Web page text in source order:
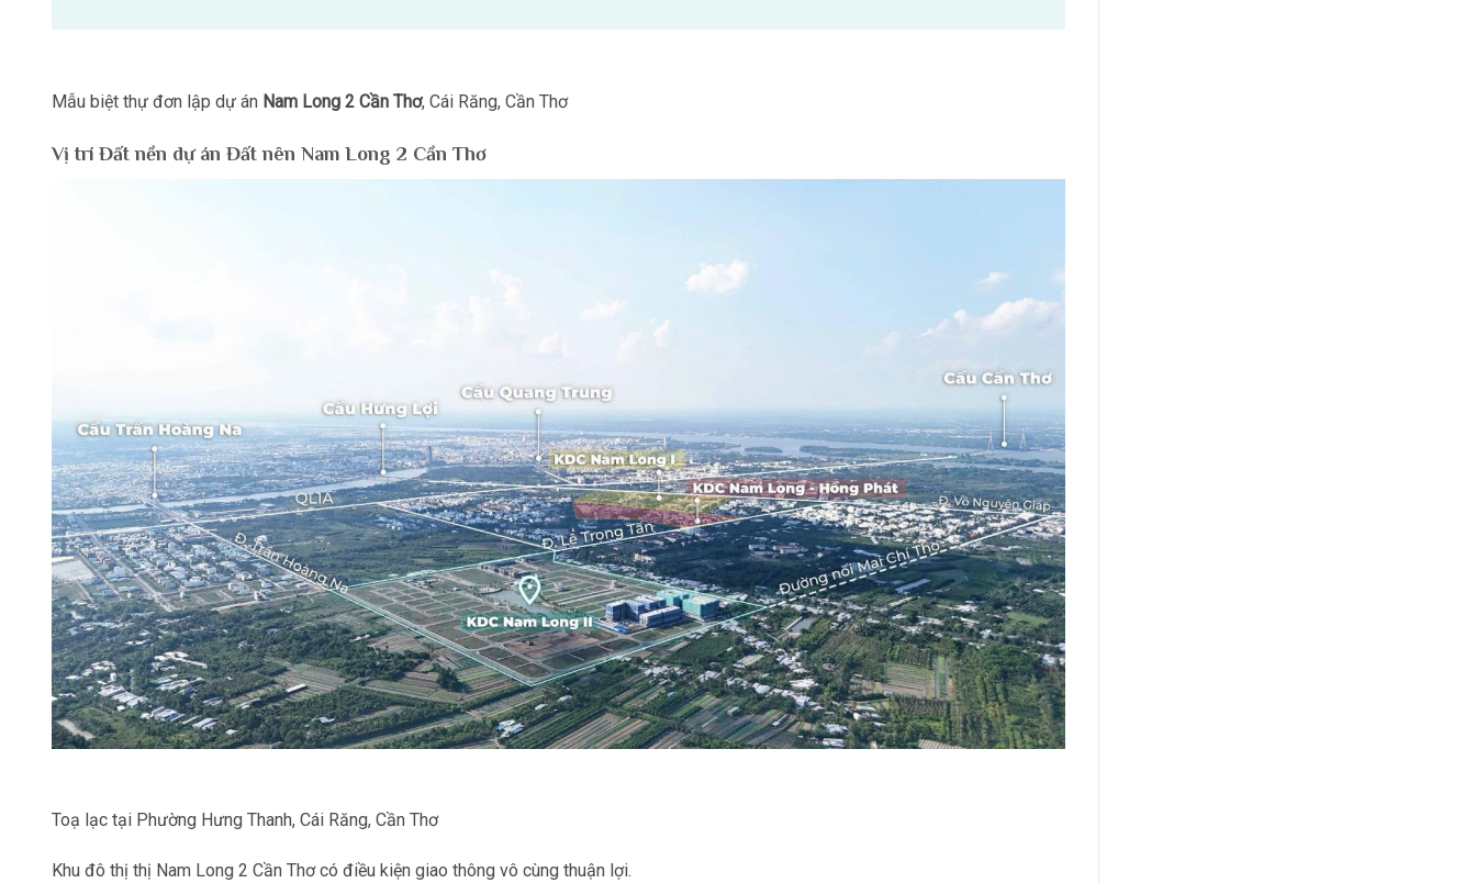
Mẫu biệt thự đơn lập dự án Nam Long 2 Cần Thơ, Cái Răng, Cần Thơ
Vị trí Đất nền dự án Đất nên Nam Long 2 Cần Thơ
Toạ lạc tại Phường Hưng Thanh, Cái Răng, Cần Thơ
Khu đô thị thị Nam Long 2 Cần Thơ có điều kiện giao thông vô cùng thuận lợi.